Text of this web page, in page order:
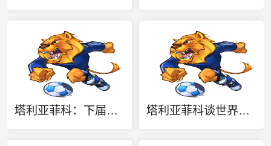
塔利亚菲科：下届世界杯6国联办太疯狂 11/12月踢体能会更充沛 塔利亚菲科谈世界杯：阿根廷场场拼完身心俱疲，决赛场地状况很差